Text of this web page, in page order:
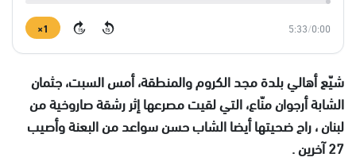
0:00
/
5:33
15
15
1×
شيّع أهالي بلدة مجد الكروم والمنطقة، أمس السبت، جثمان
الشابة أرجوان منّاع، التي لقيت مصرعها إثر رشقة صاروخية من
لبنان ، راح ضحيتها أيضا الشاب حسن سواعد من البعنة وأصيب
27 آخرين .